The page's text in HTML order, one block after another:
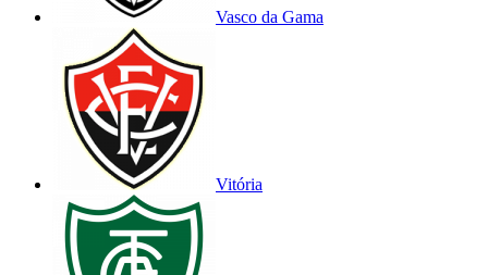
Vasco da Gama
Vitória